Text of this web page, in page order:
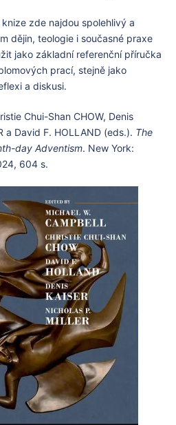
zde najdou spolehlivý a
dějin, teologie i současné praxe
jako základní referenční příručka
prací, stejně jako
a diskusi.
Chui-Shan CHOW, Denis
a David F. HOLLAND (eds.). The
day Adventism. New York:
604 s.